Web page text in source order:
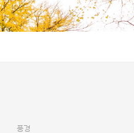
풍경